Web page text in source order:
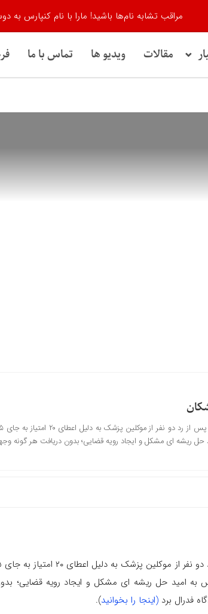
مقالات ویدیو ها تماس با ما
ریشه ای مشکل و ایجاد رویه قضایی؛ بدون دریافت هر گونه
امید حل ریشه ای مشکل و ایجاد رویه قضایی؛
فدرال برد (اینجا را بخوانید).
مراقب تشابه نام‌ها باشید! مارا با نام کنپارس به